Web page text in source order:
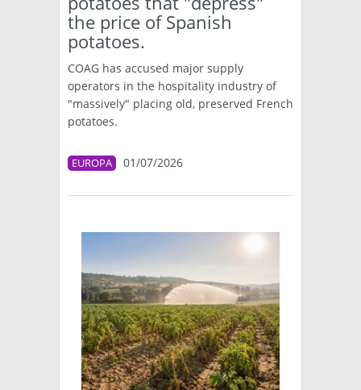
INTERES GENERAL
LA PAPA
RESOLUCIONES Y NORMATIVAS
ENLACES
ARGENPAPA
PUBLICIDAD
QUIENES SOMOS
CONTACTO
BUSCAR NOTICIAS
the price of Spanish
potatoes.
COAG has accused major supply
operators in the hospitality industry of
"massively" placing old, preserved French
potatoes.
EUROPA 01/07/2026